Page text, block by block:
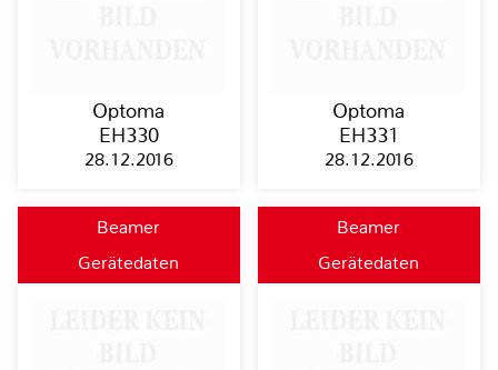
Optoma
EH330
28.12.2016
Optoma
EH331
28.12.2016
Beamer
Gerätedaten
Beamer
Gerätedaten